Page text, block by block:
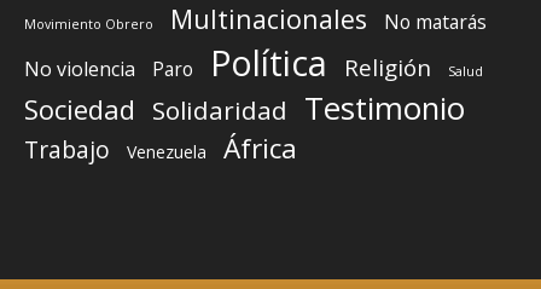
Movimiento Obrero Multinacionales
No matarás
No violencia
Paro Política Religión Salud
Sociedad Solidaridad Testimonio
Trabajo Venezuela África